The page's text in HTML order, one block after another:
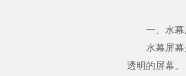
一、水幕
水幕屏幕是
透明的屏幕。